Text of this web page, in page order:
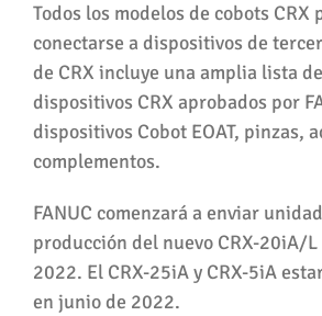
Todos los modelos de cobots CRX
conectarse a dispositivos de
de CRX incluye una amplia lista
dispositivos CRX aprobados por
dispositivos Cobot EOAT, pinzas,
complementos.
FANUC comenzará a enviar
producción del nuevo CRX-20iA/
2022. El CRX-25iA y CRX-5iA
en junio de 2022.